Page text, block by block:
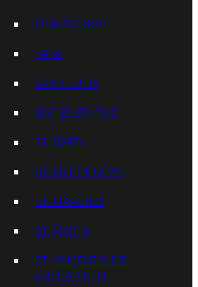
MONTSERRAT
SABA
SAINT LUCIA
SINT EUSTATIUS
ST. BARTH
ST. KITTS & NEVIS
ST. MAARTEN
ST. MARTIN
ST. VINCENT & DIE
GRENADINEN